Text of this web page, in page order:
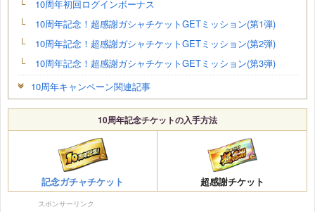
10周年初回ログインボーナス
10周年記念！超感謝ガシャチケットGETミッション(第1弾)
10周年記念！超感謝ガシャチケットGETミッション(第2弾)
10周年記念！超感謝ガシャチケットGETミッション(第3弾)
10周年キャンペーン関連記事
10周年記念チケットの入手方法
記念ガチャチケット 超感謝チケット
スポンサーリンク